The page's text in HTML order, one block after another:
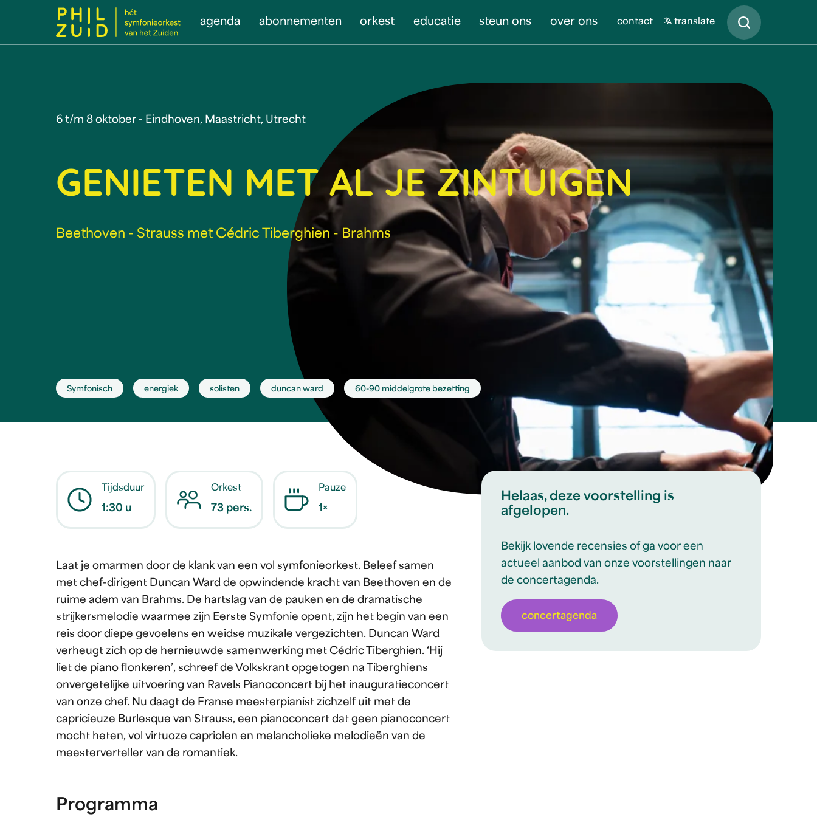
agenda abonnementen orkest educatie steun ons over ons contact translate
Zoeken
GENIETEN MET AL JE ZINTUIGEN
6 t/m 8 oktober - Eindhoven, Maastricht, Utrecht
Beethoven - Strauss met Cédric Tiberghien - Brahms
Symfonisch energiek solisten duncan ward 60-90 middelgrote bezetting
Tijdsduur
1:30 u
Orkest
73 pers.
Pauze
1×
Laat je omarmen door de klank van een vol symfonieorkest. Beleef samen
met chef-dirigent Duncan Ward de opwindende kracht van Beethoven en de
ruime adem van Brahms. De hartslag van de pauken en de dramatische
strijkersmelodie waarmee zijn Eerste Symfonie opent, zijn het begin van een
reis door diepe gevoelens en weidse muzikale vergezichten. Duncan Ward
verheugt zich op de hernieuwde samenwerking met Cédric Tiberghien. ‘Hij
liet de piano flonkeren’, schreef de Volkskrant opgetogen na Tiberghiens
onvergetelijke uitvoering van Ravels Pianoconcert bij het inauguratieconcert
van onze chef. Nu daagt de Franse meesterpianist zichzelf uit met de
capricieuze Burlesque van Strauss, een pianoconcert dat geen pianoconcert
mocht heten, vol virtuoze capriolen en melancholieke melodieën van de
meesterverteller van de romantiek.
Programma
Helaas, deze voorstelling is
afgelopen.
Bekijk lovende recensies of ga voor een
actueel aanbod van onze voorstellingen naar
de concertagenda.
concertagenda